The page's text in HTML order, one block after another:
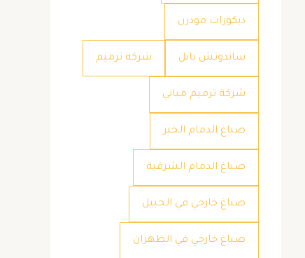
ديكورات مودرن
ساندوتش بانل شركة ترميم
شركة ترميم مباني
صباغ الدمام الخبر
صباغ الدمام الشرقية
صباغ خارجي في الجبيل
صباغ خارجي في الظهران